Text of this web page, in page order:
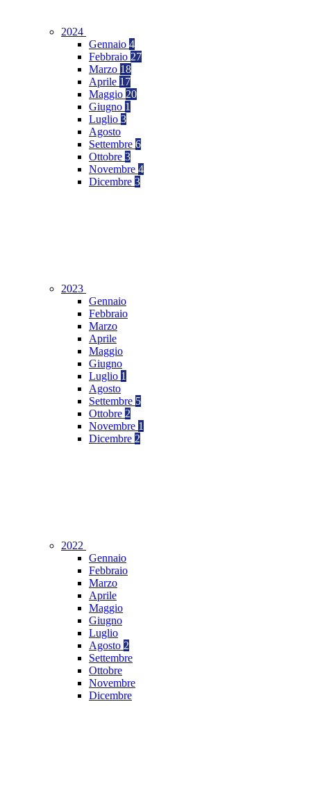
2024
Gennaio 4
Febbraio 27
Marzo 18
Aprile 17
Maggio 20
Giugno 1
Luglio 3
Agosto
Settembre 6
Ottobre 3
Novembre 4
Dicembre 3
2023
Gennaio
Febbraio
Marzo
Aprile
Maggio
Giugno
Luglio 1
Agosto
Settembre 5
Ottobre 2
Novembre 1
Dicembre 2
2022
Gennaio
Febbraio
Marzo
Aprile
Maggio
Giugno
Luglio
Agosto 2
Settembre
Ottobre
Novembre
Dicembre